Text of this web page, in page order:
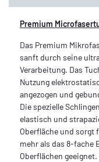
Premium
Das Premium
sanft durch seine
Verarbeitung. Das
Nutzung
angezogen und
Die spezielle
elastisch und
Oberfläche und sorgt
mehr als das 8-fache
Oberflächen geeignet.